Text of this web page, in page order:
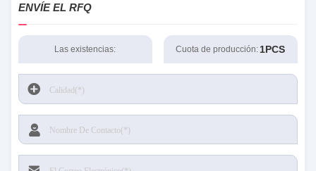
ENVÍE EL RFQ
Las existencias: Cuota de producción: 1PCS